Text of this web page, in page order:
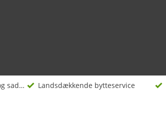
Sadler og sadelpinde Landsdækkende bytteservice